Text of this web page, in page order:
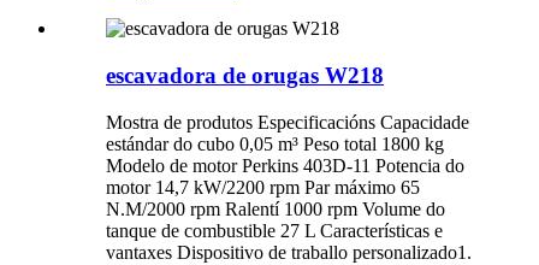
escavadora de orugas W218
Mostra de produtos Especificacións Capacidade
estándar do cubo 0,05 m³ Peso total 1800 kg
Modelo de motor Perkins 403D-11 Potencia do
motor 14,7 kW/2200 rpm Par máximo 65
N.M/2000 rpm Ralentí 1000 rpm Volume do
tanque de combustible 27 L Características e
vantaxes Dispositivo de traballo personalizado1.